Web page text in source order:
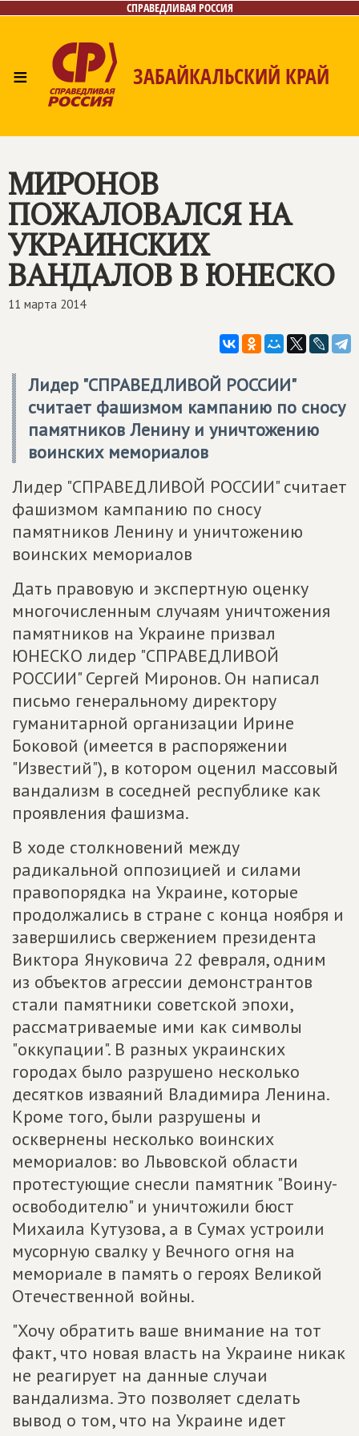
СПРАВЕДЛИВАЯ РОССИЯ
≡ ЗАБАЙКАЛЬСКИЙ КРАЙ
Контакты
МИРОНОВ
ПОЖАЛОВАЛСЯ НА
УКРАИНСКИХ
ВАНДАЛОВ В ЮНЕСКО
11 марта 2014
Лидер "СПРАВЕДЛИВОЙ РОССИИ"
считает фашизмом кампанию по сносу
памятников Ленину и уничтожению
воинских мемориалов
Лидер "СПРАВЕДЛИВОЙ РОССИИ" считает
фашизмом кампанию по сносу
памятников Ленину и уничтожению
воинских мемориалов
Дать правовую и экспертную оценку
многочисленным случаям уничтожения
памятников на Украине призвал
ЮНЕСКО лидер "СПРАВЕДЛИВОЙ
РОССИИ" Сергей Миронов. Он написал
письмо генеральному директору
гуманитарной организации Ирине
Боковой (имеется в распоряжении
"Известий"), в котором оценил массовый
вандализм в соседней республике как
проявления фашизма.
В ходе столкновений между
радикальной оппозицией и силами
правопорядка на Украине, которые
продолжались в стране с конца ноября и
завершились свержением президента
Виктора Януковича 22 февраля, одним
из объектов агрессии демонстрантов
стали памятники советской эпохи,
рассматриваемые ими как символы
"оккупации". В разных украинских
городах было разрушено несколько
десятков изваяний Владимира Ленина.
Кроме того, были разрушены и
осквернены несколько воинских
мемориалов: во Львовской области
протестующие снесли памятник "Воину-
освободителю" и уничтожили бюст
Михаила Кутузова, а в Сумах устроили
мусорную свалку у Вечного огня на
мемориале в память о героях Великой
Отечественной войны.
"Хочу обратить ваше внимание на тот
факт, что новая власть на Украине никак
не реагирует на данные случаи
вандализма. Это позволяет сделать
вывод о том, что на Украине идет